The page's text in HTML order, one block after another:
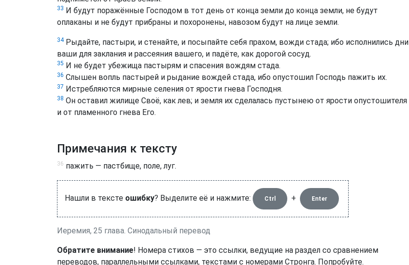
33 И будут поражённые Господом в тот день от конца земли до конца земли, не будут
оплаканы и не будут прибраны и похоронены, навозом будут на лице земли.
34Рыдайте, пастыри, и стенайте, и посыпайте себя прахом, вожди стада; ибо исполнились дни
ваши для заклания и рассеяния вашего, и падёте, как дорогой сосуд.
35 И не будет убежища пастырям и спасения вождям стада.
36 Слышен вопль пастырей и рыдание вождей стада, ибо опустошил Господь пажить их.
37 Истребляются мирные селения от ярости гнева Господня.
38 Он оставил жилище Своё, как лев; и земля их сделалась пустынею от ярости опустошителя
и от пламенного гнева Его.
Примечания к тексту
36 пажить — пастбище, поле, луг.
Нашли в тексте ошибку? Выделите её и нажмите: Ctrl + Enter
Иеремия, 25 глава. Синодальный перевод
Обратите внимание! Номера стихов — это ссылки, ведущие на раздел со сравнением
переводов, параллельными ссылками, текстами с номерами Стронга. Попробуйте.